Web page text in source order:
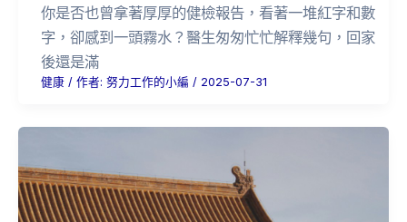
你是否也曾拿著厚厚的健檢報告，看著一堆紅字和數
字，卻感到一頭霧水？醫生匆匆忙忙解釋幾句，回家
後還是滿
健康/ 作者: 努力工作的小編 / 2025-07-31